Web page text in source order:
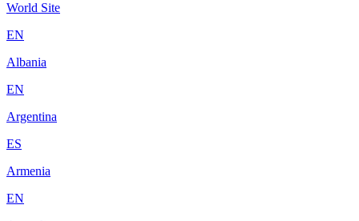
World Site
EN
Albania
EN
Argentina
ES
Armenia
EN